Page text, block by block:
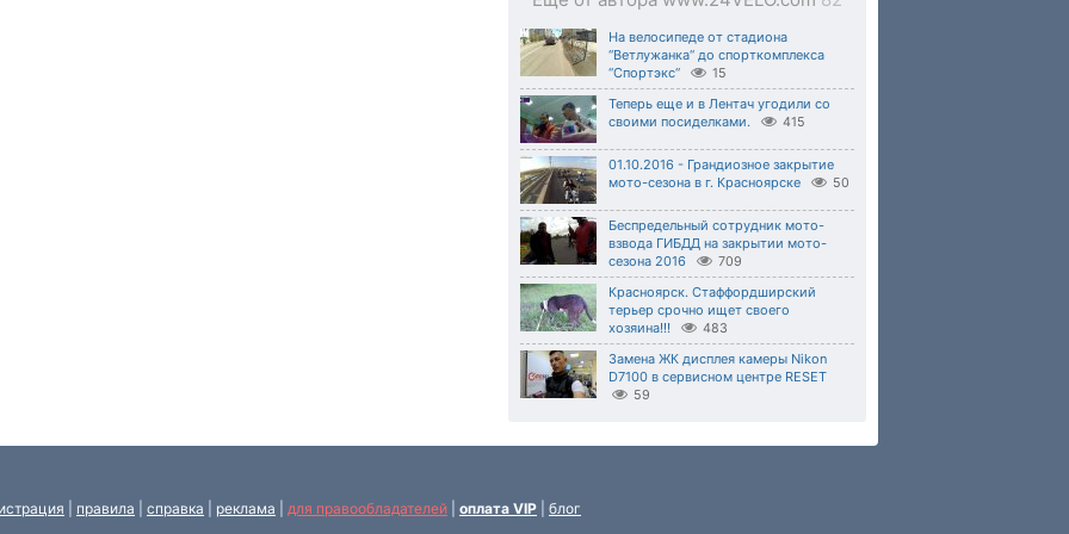
На велосипеде от стадиона
“Ветлужанка“ до спорткомплекса
“Спортэкс“
15
Теперь еще и в Лентач угодили со
своими посиделками.
415
01.10.2016 - Грандиозное закрытие
мото-сезона в г. Красноярске
50
Беспредельный сотрудник мото-
взвода ГИБДД на закрытии мото-
сезона 2016
709
Красноярск. Стаффордширский
терьер срочно ищет своего
хозяина!!!
483
Замена ЖК дисплея камеры Nikon
D7100 в сервисном центре RESET
59
правила справка реклама для правообладателей оплата VIP блог